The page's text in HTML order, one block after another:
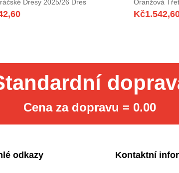
Dresy 2025/26 Dres
Oranžová
Kč
Cena za dopravu = 0.00
odkazy Kontaktní